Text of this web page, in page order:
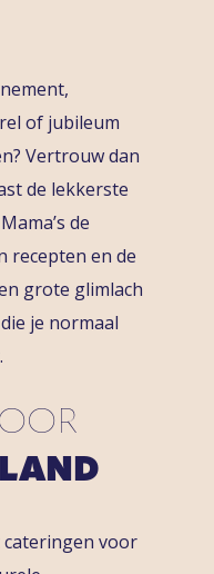
of jubileum
Vertrouw dan
de lekkerste
de
recepten en de
grote glimlach
je normaal
cateringen voor